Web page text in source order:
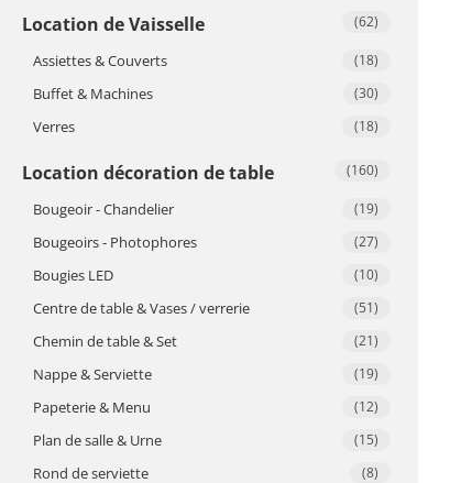
Location de Vaisselle (62)
Assiettes & Couverts (18)
Buffet & Machines (30)
Verres (18)
Location décoration de table (160)
Bougeoir - Chandelier (19)
Bougeoirs - Photophores (27)
Bougies LED (10)
Centre de table & Vases / verrerie (51)
Chemin de table & Set (21)
Nappe & Serviette (19)
Papeterie & Menu (12)
Plan de salle & Urne (15)
Rond de serviette (8)